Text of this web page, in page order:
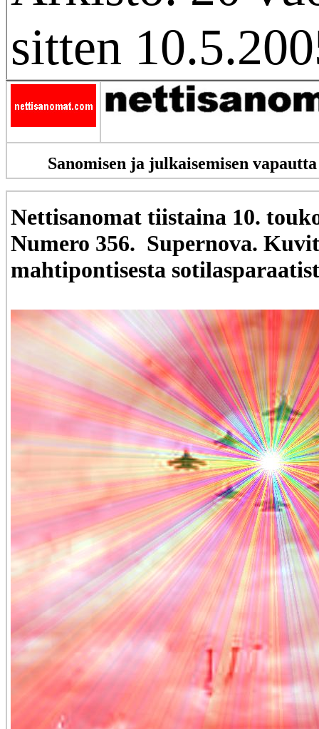
sitten
Sanomisen ja julkaisemisen
Nettisanomat tiistaina 10.
Numero 356. Supernova.
mahtipontisesta